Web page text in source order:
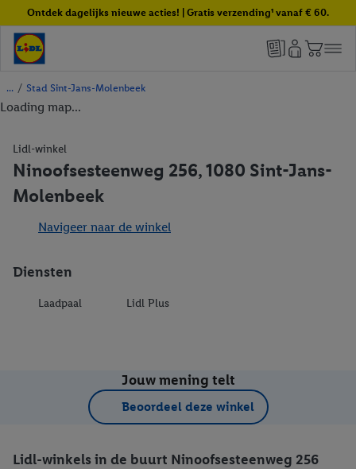
Ontdek dagelijks nieuwe acties! | Gratis verzending¹ vanaf € 60.
/ Stad Sint-Jans-Molenbeek
Loading map...
Lidl-winkel
Ninoofsesteenweg 256, 1080 Sint-Jans-
Molenbeek
Navigeer naar de winkel
Diensten
Laadpaal Lidl Plus
Jouw mening telt
Beoordeel deze winkel
Lidl-winkels in de buurt Ninoofsesteenweg 256